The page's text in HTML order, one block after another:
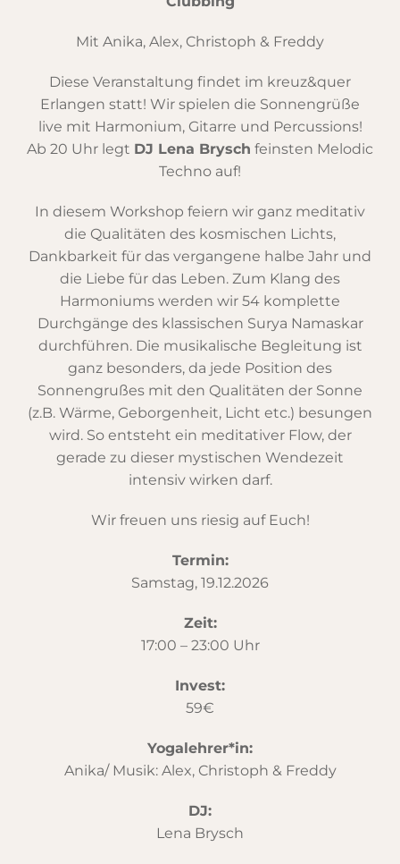
Mit Anika, Alex, Christoph & Freddy
Diese Veranstaltung findet im kreuz&quer
Erlangen statt! Wir spielen die Sonnengrüße
live mit Harmonium, Gitarre und Percussions!
Ab 20 Uhr legt DJ Lena Brysch feinsten Melodic
Techno auf!
In diesem Workshop feiern wir ganz meditativ
die Qualitäten des kosmischen Lichts,
Dankbarkeit für das vergangene halbe Jahr und
die Liebe für das Leben. Zum Klang des
Harmoniums werden wir 54 komplette
Durchgänge des klassischen Surya Namaskar
durchführen. Die musikalische Begleitung ist
ganz besonders, da jede Position des
Sonnengrußes mit den Qualitäten der Sonne
(z.B. Wärme, Geborgenheit, Licht etc.) besungen
wird. So entsteht ein meditativer Flow, der
gerade zu dieser mystischen Wendezeit
intensiv wirken darf.
Wir freuen uns riesig auf Euch!
Termin:
Samstag, 19.12.2026
Zeit:
17:00 – 23:00 Uhr
Invest:
59€
Yogalehrer*in:
Anika/ Musik: Alex, Christoph & Freddy
DJ:
Lena Brysch